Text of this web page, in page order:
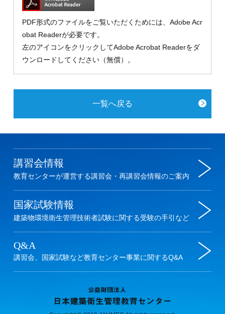
PDF形式のファイルをご覧いただくためには、Adobe Acr
obat Readerが必要です。
左のアイコンをクリックしてAdobe Acrobat Readerをダ
ウンロードしてください（無償）。
一覧へ戻る